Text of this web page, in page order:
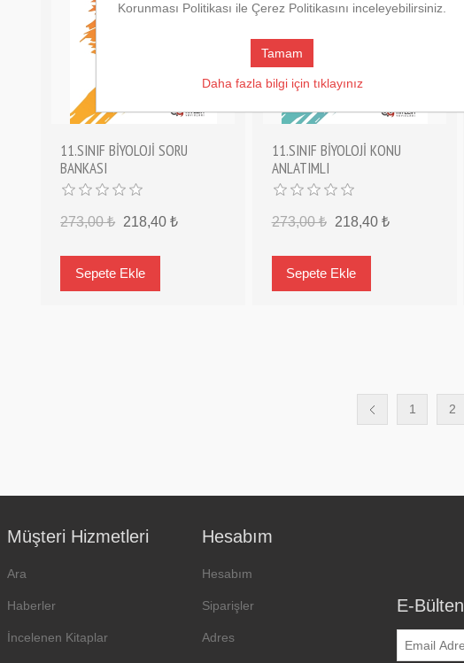
11.SINIF BİYOLOJİ SORU
BANKASI
273,00 ₺ 218,40 ₺
11.SINIF BİYOLOJİ KONU
ANLATIMLI
273,00 ₺ 218,40 ₺
1 2
Müşteri Hizmetleri
Ara
Haberler
İncelenen Kitaplar
Hesabım
Hesabım
Siparişler
Adres
E-Bülten
Korunması Politikası ile Çerez Politikasını inceleyebilirsiniz.
Tamam
Daha fazla bilgi için tıklayınız